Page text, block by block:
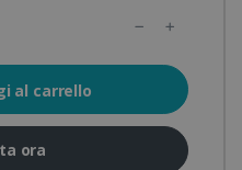
al carrello
ora